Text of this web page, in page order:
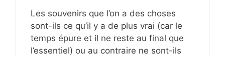
Les souvenirs que l’on a des choses
sont-ils ce qu’il y a de plus vrai (car le
temps épure et il ne reste au final que
l’essentiel) ou au contraire ne sont-ils